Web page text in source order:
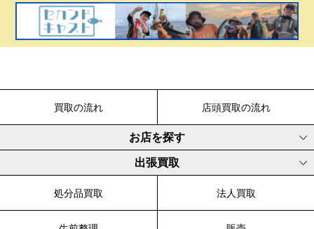
買取の流れ 店頭買取の流れ
お店を探す
出張買取
処分品買取 法人買取